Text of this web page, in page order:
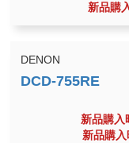
新品購
DENON
新品購入
新品購入